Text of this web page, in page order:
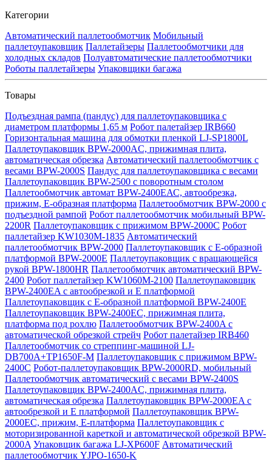
Категории
Автоматический паллетообмотчик Мобильный
паллетоупаковщик Паллетайзеры Паллетообмотчики для
холодных складов Полуавтоматические паллетообмотчики
Роботы паллетайзеры Упаковщики багажа
Товары
Подъездная рампа (пандус) для паллетоупаковщика с
диаметром платформы 1,65 м Робот палетайзер IRB660
Горизонтальная машина для обмотки пленкой LJ-SP1800L
Паллетоупаковщик BPW-2000AC, прижимная плита,
автоматическая обрезка Автоматический паллетообмотчик с
весами BPW-2000S Пандус для паллетоупаковщика с весами
Паллетоупаковщик BPW-2500 с поворотным столом
Паллетообмотчик автомат BPW-2400ЕАС, автообрезка,
прижим, Е-образная платформа Паллетообмотчик BPW-2000 с
подъездной рампой Робот паллетообмотчик мобильный BPW-
2200R Паллетоупаковщик с прижимом BPW-2000C Робот
паллетайзер KW1030M-1835 Автоматический
паллетообмотчик BPW-2000 Паллетоупаковщик с Е-образной
платформой BPW-2000E Паллетоупаковщик с вращающейся
рукой BPW-1800HR Паллетообмотчик автоматический BPW-
2400 Робот паллетайзер KW1060M-2100 Паллетоупаковщик
BPW-2400EA с автообрезкой и Е платформой
Паллетоупаковщик с Е-образной платформой BPW-2400E
Паллетоупаковщик BPW-2400EC, прижимная плита,
платформа под рохлю Паллетообмотчик BPW-2400A с
автоматической обрезкой стрейч Робот палетайзер IRB460
Паллетообмотчик со стреппинг-машиной LJ-
DB700A+TP1650F-M Паллетоупаковщик с прижимом BPW-
2400C Робот-паллетоупаковщик BPW-2000RD, мобильный
Паллетообмотчик автоматический с весами BPW-2400S
Паллетоупаковщик BPW-2400AC, прижимная плита,
автоматическая обрезка Паллетоупаковщик BPW-2000EA с
автообрезкой и Е платформой Паллетоупаковщик BPW-
2000EC, прижим, Е-платформа Паллетоупаковщик с
моторизированной кареткой и автоматической обрезкой BPW-
2000A Упаковщик багажа LJ-XP600F Автоматический
паллетообмотчик YJPO-1650-K